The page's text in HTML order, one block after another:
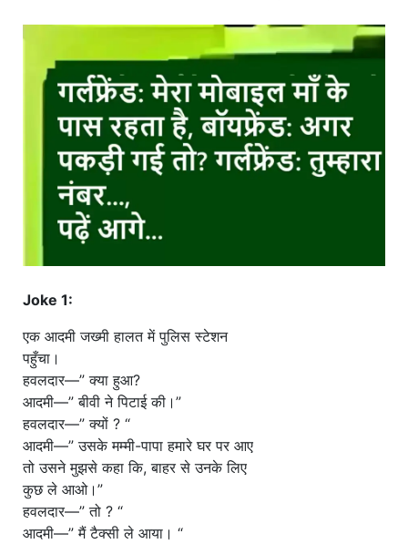
खाना
Joke 1:
एक आदमी जख्मी हालत में पुलिस स्टेशन
पहुँचा।
हवलदार—” क्या हुआ?
आदमी—” बीवी ने पिटाई की।”
हवलदार—” क्यों ? “
आदमी—” उसके मम्मी-पापा हमारे घर पर आए
तो उसने मुझसे कहा कि, बाहर से उनके लिए
कुछ ले आओ।”
हवलदार—” तो ? “
आदमी—” मैं टैक्सी ले आया। “